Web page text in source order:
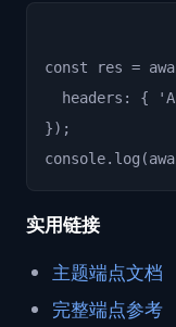
const res =
headers: {
});
实用链接
主题端点文档
完整端点参考